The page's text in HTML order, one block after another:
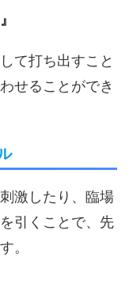
て打ち出すこと
せることができ
激したり、臨場
引くことで、先
。